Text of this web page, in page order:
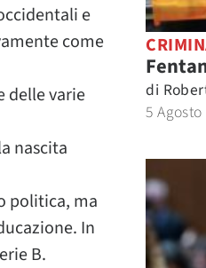
e
come
delle varie
nascita
politica, ma
In
B.
di
5 Agosto